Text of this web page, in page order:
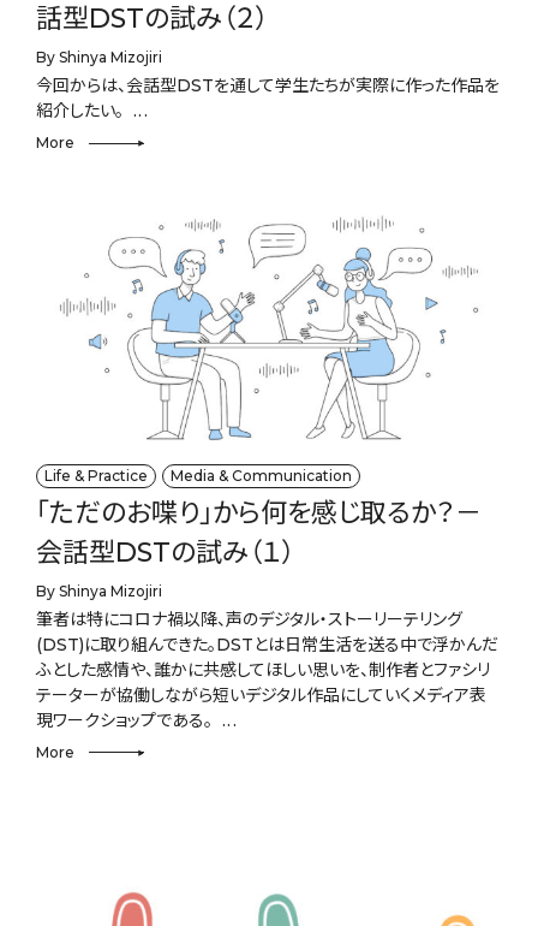
話型DSTの試み（２）
By Shinya Mizojiri
今回からは、会話型DSTを通して学生たちが実際に作った作品を
紹介したい。
More
Life & Practice Media & Communication
「ただのお喋り」から何を感じ取るか？－
会話型DSTの試み（１）
By Shinya Mizojiri
筆者は特にコロナ禍以降、声のデジタル・ストーリーテリング
(DST)に取り組んできた。DSTとは日常生活を送る中で浮かんだ
ふとした感情や、誰かに共感してほしい思いを、制作者とファシリ
テーターが協働しながら短いデジタル作品にしていくメディア表
現ワークショップである。
More